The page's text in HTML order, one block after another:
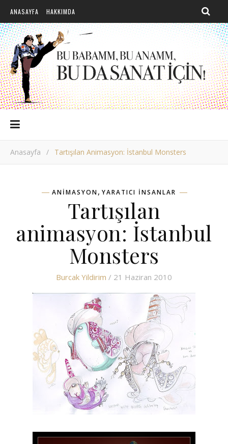
ANASAYFA HAKKIMDA
Anasayfa / Tartışılan Animasyon: İstanbul Monsters
ANIMASYON, YARATICI INSANLAR
Tartışılan
animasyon: İstanbul
Monsters
Burcak Yildirim / 21 Haziran 2010